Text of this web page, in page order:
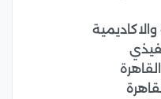
والاكاديمية